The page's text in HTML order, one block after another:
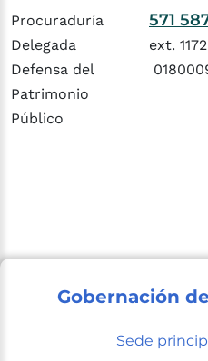
Procuraduría
Delegada
Defensa del
Patrimonio
Público
571
ext.
Gobernación
Sede